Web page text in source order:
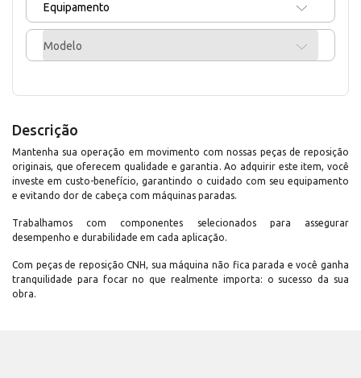
Equipamento
Modelo
Descrição
Mantenha sua operação em movimento com nossas peças de reposição
originais, que oferecem qualidade e garantia. Ao adquirir este item, você
investe em custo-benefício, garantindo o cuidado com seu equipamento
e evitando dor de cabeça com máquinas paradas.
Trabalhamos com componentes selecionados para assegurar
desempenho e durabilidade em cada aplicação.
Com peças de reposição CNH, sua máquina não fica parada e você ganha
tranquilidade para focar no que realmente importa: o sucesso da sua
obra.